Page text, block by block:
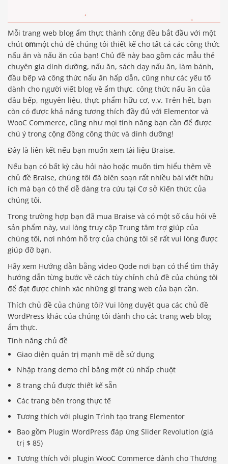
Mỗi trang web blog ẩm thực thành công đều bắt đầu với một
chút ommột chủ đề chúng tôi thiết kế cho tất cả các công thức
nấu ăn và nấu ăn của bạn! Chủ đề này bao gồm các mẫu thẻ
chuyên gia dinh dưỡng, nấu ăn, sách dạy nấu ăn, làm bánh,
đầu bếp và công thức nấu ăn hấp dẫn, cũng như các yếu tố
dành cho người viết blog về ẩm thực, công thức nấu ăn của
đầu bếp, nguyên liệu, thực phẩm hữu cơ, v.v. Trên hết, bạn
còn có được khả năng tương thích đầy đủ với Elementor và
WooC Commerce, cũng như mọi tính năng bạn cần để được
chú ý trong cộng đồng công thức và dinh dưỡng!
Đây là liên kết nếu bạn muốn xem tài liệu Braise.
Nếu bạn có bất kỳ câu hỏi nào hoặc muốn tìm hiểu thêm về
chủ đề Braise, chúng tôi đã biên soạn rất nhiều bài viết hữu
ích mà bạn có thể dễ dàng tra cứu tại Cơ sở Kiến thức của
chúng tôi.
Trong trường hợp bạn đã mua Braise và có một số câu hỏi về
sản phẩm này, vui lòng truy cập Trung tâm trợ giúp của
chúng tôi, nơi nhóm hỗ trợ của chúng tôi sẽ rất vui lòng được
giúp đỡ bạn.
Hãy xem Hướng dẫn bằng video Qode nơi bạn có thể tìm thấy
hướng dẫn từng bước về cách tùy chỉnh chủ đề của chúng tôi
để đạt được chính xác những gì trang web của bạn cần.
Thích chủ đề của chúng tôi? Vui lòng duyệt qua các chủ đề
WordPress khác của chúng tôi dành cho các trang web blog
ẩm thực.
Tính năng chủ đề
Giao diện quản trị mạnh mẽ dễ sử dụng
Nhập trang demo chỉ bằng một cú nhấp chuột
8 trang chủ được thiết kế sẵn
Các trang bên trong thực tế
Tương thích với plugin Trình tạo trang Elementor
Bao gồm Plugin WordPress đáp ứng Slider Revolution (giá
trị $ 85)
Tương thích với plugin WooC Commerce dành cho Thương